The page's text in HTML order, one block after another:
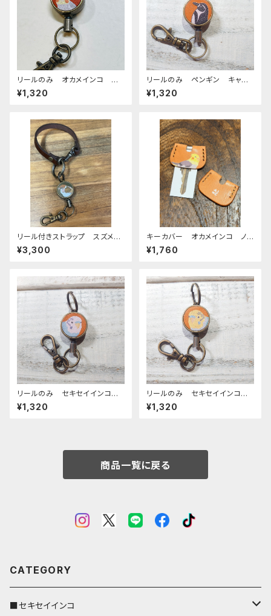
リールのみ オカメインコ シ
ナモンパール レッドブラウン
REDBROWN ぽわんシリー
¥1,320
リールのみ ペンギン キャメ
ル ぺんぎん
¥1,320
リール付きストラップ スズメ
グリーン × ダークブラウン
すずめ 雀 栃木レザー
¥3,300
キーカバー オカメインコ ノ
ーマル ヌメ おかめいんこ
¥1,760
リールのみ セキセイインコ
ノーマルブルー キャメル せき
せいいんこ
¥1,320
リールのみ セキセイインコ
レインボー キャメル せきせ
いいんこ
¥1,320
商品一覧に戻る
CATEGORY
■セキセイインコ